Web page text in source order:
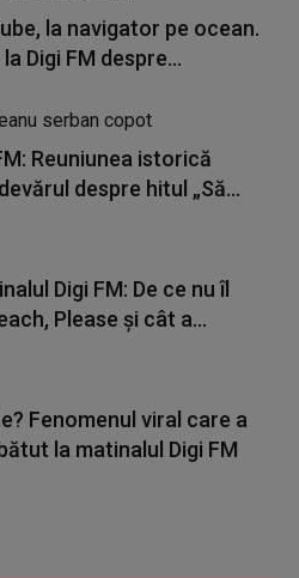
la navigator pe ocean.
Digi FM despre...
Reuniunea istorică
despre hitul „Să...
Digi FM: De ce nu îl
Please și cât a...
Fenomenul viral care a
la matinalul Digi FM